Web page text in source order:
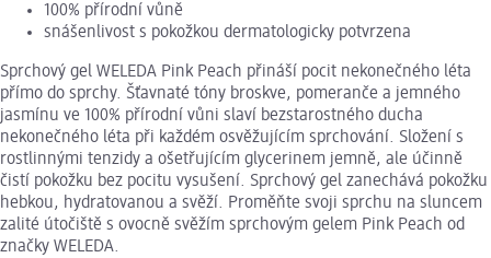
100% přírodní vůně
snášenlivost s pokožkou dermatologicky potvrzena
Sprchový gel WELEDA Pink Peach přináší pocit nekonečného léta
přímo do sprchy. Šťavnaté tóny broskve, pomeranče a jemného
jasmínu ve 100% přírodní vůni slaví bezstarostného ducha
nekonečného léta při každém osvěžujícím sprchování. Složení s
rostlinnými tenzidy a ošetřujícím glycerinem jemně, ale účinně
čistí pokožku bez pocitu vysušení. Sprchový gel zanechává pokožku
hebkou, hydratovanou a svěží. Proměňte svoji sprchu na sluncem
zalité útočiště s ovocně svěžím sprchovým gelem Pink Peach od
značky WELEDA.